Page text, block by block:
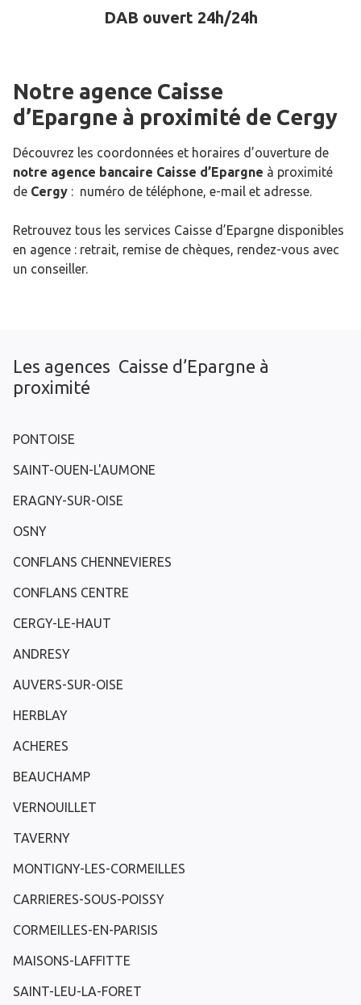
DAB ouvert 24h/24h
Notre agence Caisse
d’Epargne à proximité de Cergy
Découvrez les coordonnées et horaires d’ouverture de
notre agence bancaire Caisse d’Epargne à proximité
de Cergy : numéro de téléphone, e-mail et adresse.
Retrouvez tous les services Caisse d’Epargne disponibles
en agence : retrait, remise de chèques, rendez-vous avec
un conseiller.
Les agences Caisse d’Epargne à
proximité
PONTOISE
SAINT-OUEN-L'AUMONE
ERAGNY-SUR-OISE
OSNY
CONFLANS CHENNEVIERES
CONFLANS CENTRE
CERGY-LE-HAUT
ANDRESY
AUVERS-SUR-OISE
HERBLAY
ACHERES
BEAUCHAMP
VERNOUILLET
TAVERNY
MONTIGNY-LES-CORMEILLES
CARRIERES-SOUS-POISSY
CORMEILLES-EN-PARISIS
MAISONS-LAFFITTE
SAINT-LEU-LA-FORET